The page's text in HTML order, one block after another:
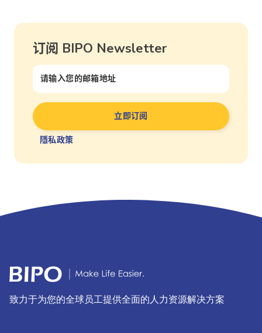
订阅 BIPO Newsletter
隱私政策
致力于为您的全球员工提供全面的人力资源解决方案